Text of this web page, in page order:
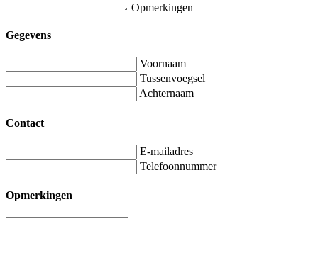
Opmerkingen
Gegevens
Voornaam
Tussenvoegsel
Achternaam
Contact
E-mailadres
Telefoonnummer
Opmerkingen